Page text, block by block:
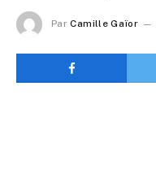
Par Camille Gaïor